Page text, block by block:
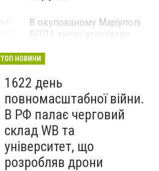
В окупованому Маріуполі
БПЛА знову атакували
— ВІДЕО
ТОП НОВИНИ
1622 день
повномасштабної війни.
В РФ палає черговий
склад WB та
університет, що
розробляв дрони